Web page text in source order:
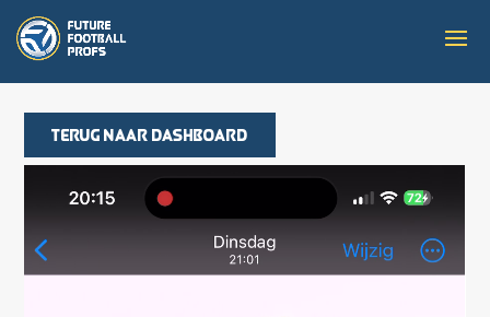
Terug naar dashboard